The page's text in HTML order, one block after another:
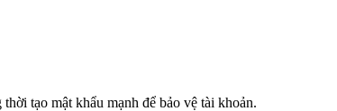
tạo mật khẩu mạnh để bảo vệ tài khoản.